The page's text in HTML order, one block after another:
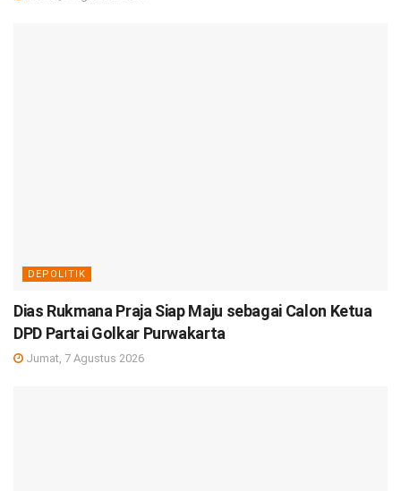
DEPOLITIK
Dias Rukmana Praja Siap Maju sebagai Calon Ketua
DPD Partai Golkar Purwakarta
Jumat, 7 Agustus 2026